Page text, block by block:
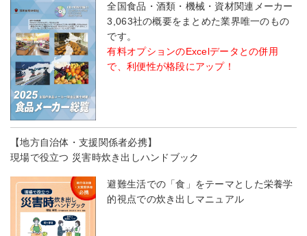
全国食品・酒類・機械・資材関連メーカー
3,063社の概要をまとめた業界唯一のもの
です。
有料オプションのExcelデータとの併用
で、利便性が格段にアップ！
【地方自治体・支援関係者必携】
現場で役立つ 災害時炊き出しハンドブック
避難生活での「食」をテーマとした栄養学
的視点での炊き出しマニュアル